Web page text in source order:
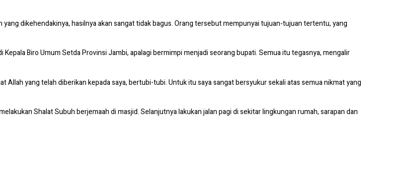
dikehendakinya, hasilnya akan sangat tidak bagus. Orang tersebut mempunyai tujuan-tujuan tertentu, yang
Biro Umum Setda Provinsi Jambi, apalagi bermimpi menjadi seorang bupati. Semua itu tegasnya, mengalir
Allah yang telah diberikan kepada saya, bertubi-tubi. Untuk itu saya sangat bersyukur sekali atas semua nikmat yang
Shalat Subuh berjemaah di masjid. Selanjutnya lakukan jalan pagi di sekitar lingkungan rumah, sarapan dan